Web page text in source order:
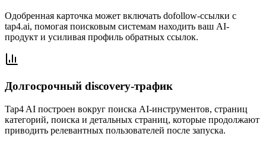
Одобренная карточка может включать dofollow-ссылки с
tap4.ai, помогая поисковым системам находить ваш AI-
продукт и усиливая профиль обратных ссылок.
Долгосрочный discovery-трафик
Tap4 AI построен вокруг поиска AI-инструментов, страниц
категорий, поиска и детальных страниц, которые продолжают
приводить релевантных пользователей после запуска.